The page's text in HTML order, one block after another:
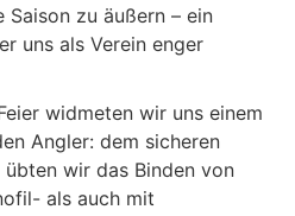
zu äußern – ein
uns als Verein enger
widmeten wir uns einem
Angler: dem sicheren
wir das Binden von
als auch mit